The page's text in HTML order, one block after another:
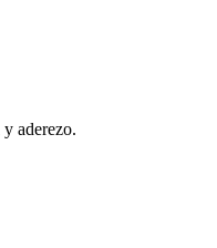
aderezo.